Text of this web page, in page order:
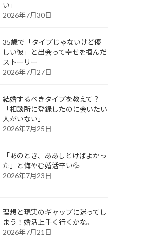
い」
2026年7月30日
35歳で「タイプじゃないけど優
しい彼」と出会って幸せを掴んだ
ストーリー
2026年7月27日
結婚するべきタイプを教えて？
「相談所に登録したのに会いたい
人がいない」
2026年7月25日
「あのとき、ああしとけばよかっ
た」と悔やむ婚活辛い💦
2026年7月23日
理想と現実のギャップに迷ってし
まう！婚活上手く行くかな。
2026年7月21日